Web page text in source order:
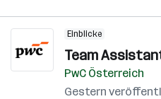
Einblicke
Team
PwC Österreich
Gestern